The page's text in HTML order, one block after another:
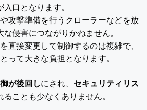
入口となります。
攻撃準備を行うクローラーなどを放
侵害につながりかねません。
直接変更して制御するのは複雑で、
って大きな負担となります。
が後回しにされ、 セキュリティリス
ることも少なくありません。